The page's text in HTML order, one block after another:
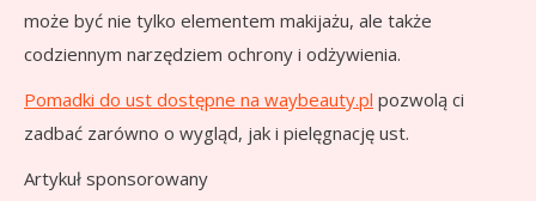
może być nie tylko elementem makijażu, ale także
codziennym narzędziem ochrony i odżywienia.
Pomadki do ust dostępne na waybeauty.pl pozwolą ci
zadbać zarówno o wygląd, jak i pielęgnację ust.
Artykuł sponsorowany